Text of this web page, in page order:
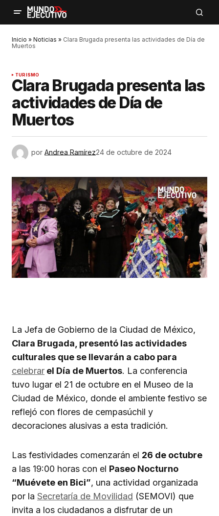
Inicio » Noticias » Clara Brugada presenta las actividades de Día de
Muertos
TURISMO
Clara Brugada presenta las
actividades de Día de
Muertos
por Andrea Ramírez24 de octubre de 2024
La Jefa de Gobierno de la Ciudad de México,
Clara Brugada, presentó las actividades
culturales que se llevarán a cabo para
celebrar el Día de Muertos. La conferencia
tuvo lugar el 21 de octubre en el Museo de la
Ciudad de México, donde el ambiente festivo se
reflejó con flores de cempasúchil y
decoraciones alusivas a esta tradición.
Las festividades comenzarán el 26 de octubre
a las 19:00 horas con el Paseo Nocturno
“Muévete en Bici”, una actividad organizada
por la Secretaría de Movilidad (SEMOVI) que
invita a los ciudadanos a disfrutar de un